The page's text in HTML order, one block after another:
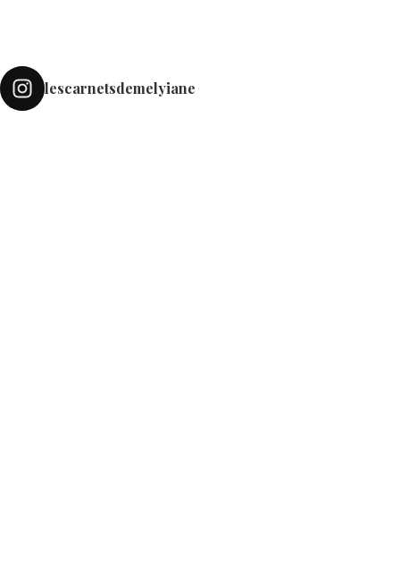
lescarnetsdemelyiane